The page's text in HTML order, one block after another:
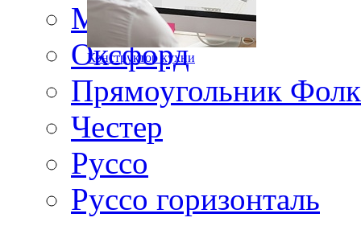
Конструктор кухни
Матисс
Оксфорд
Прямоугольник Фолк
Честер
Руссо
Руссо горизонталь